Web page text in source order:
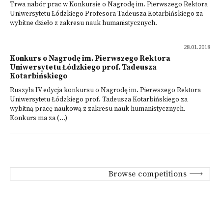
Trwa nabór prac w Konkursie o Nagrodę im. Pierwszego Rektora
Uniwersytetu Łódzkiego Profesora Tadeusza Kotarbińskiego za
wybitne dzieło z zakresu nauk humanistycznych.
28.01.2018
Konkurs o Nagrodę im. Pierwszego Rektora
Uniwersytetu Łódzkiego prof. Tadeusza
Kotarbińskiego
Ruszyła IV edycja konkursu o Nagrodę im. Pierwszego Rektora
Uniwersytetu Łódzkiego prof. Tadeusza Kotarbińskiego za
wybitną pracę naukową z zakresu nauk humanistycznych.
Konkurs ma za (...)
Browse competitions